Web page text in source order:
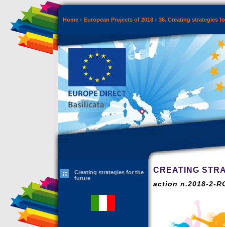
Home European Projects of 2018 36. Creating strategies
Creating strategies for the
future
CREATING
action n.2018-2-